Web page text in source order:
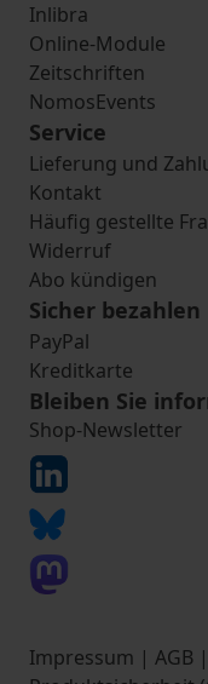
Inlibra
Online-Module
Zeitschriften
NomosEvents
Service
Lieferung und
Kontakt
Häufig gestellte
Widerruf
Abo kündigen
Sicher bezahlen
PayPal
Kreditkarte
Bleiben Sie
Shop-Newsletter
Impressum | AGB |